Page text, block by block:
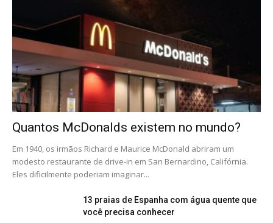
Quantos McDonalds existem no mundo?
Em 1940, os irmãos Richard e Maurice McDonald abriram um
modesto restaurante de drive-in em San Bernardino, Califórnia.
Eles dificilmente poderiam imaginar...
13 praias de Espanha com água quente que
você precisa conhecer